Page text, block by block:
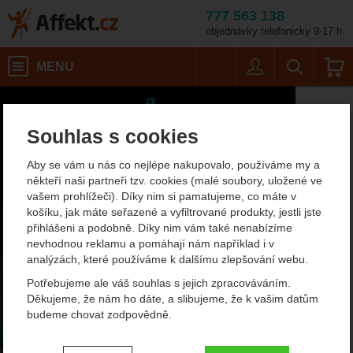
Souhlas s cookies
Aby se vám u nás co nejlépe nakupovalo, používáme my a
někteří naši partneři tzv. cookies (malé soubory, uložené ve
vašem prohlížeči). Díky nim si pamatujeme, co máte v
košíku, jak máte seřazené a vyfiltrované produkty, jestli jste
přihlášeni a podobně. Díky nim vám také nenabízíme
nevhodnou reklamu a pomáhají nám například i v
analýzách, které používáme k dalšímu zlepšování webu.
Potřebujeme ale váš souhlas s jejich zpracováváním.
Děkujeme, že nám ho dáte, a slibujeme, že k vašim datům
budeme chovat zodpovědně.
Nastavení souhlasů s kategoriemi
777 563 138
objednávky telefonicky 9-17 h.
MENU